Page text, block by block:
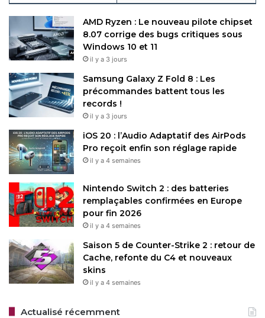
AMD Ryzen : Le nouveau pilote chipset
8.07 corrige des bugs critiques sous
Windows 10 et 11
il y a 3 jours
Samsung Galaxy Z Fold 8 : Les
précommandes battent tous les
records !
il y a 3 jours
iOS 20 : l’Audio Adaptatif des AirPods
Pro reçoit enfin son réglage rapide
il y a 4 semaines
Nintendo Switch 2 : des batteries
remplaçables confirmées en Europe
pour fin 2026
il y a 4 semaines
Saison 5 de Counter-Strike 2 : retour de
Cache, refonte du C4 et nouveaux
skins
il y a 4 semaines
Actualisé récemment